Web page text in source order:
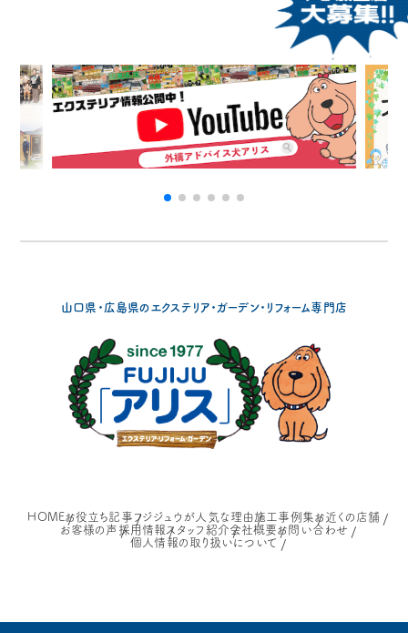
山口県・広島県のエクステリア・ガーデン・リフォーム専門店
HOMEお役立ち記事 フジジュウが人気な理由施工事例集お近くの店舗
お客様の声 採用情報 スタッフ紹介会社概要お問い合わせ
個人情報の取り扱いについて